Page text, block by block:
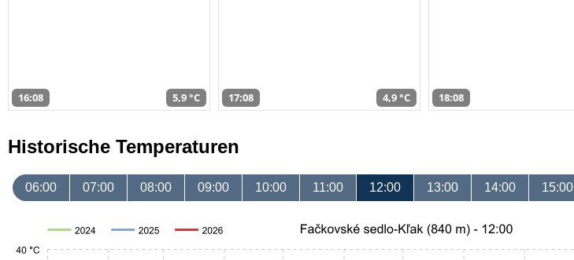
16:08 5,9 °C 17:08 4,9 °C 18:08
Historische Temperaturen
06:00 07:00 08:00 09:00 10:00 11:00 12:00 13:00 14:00 15:00